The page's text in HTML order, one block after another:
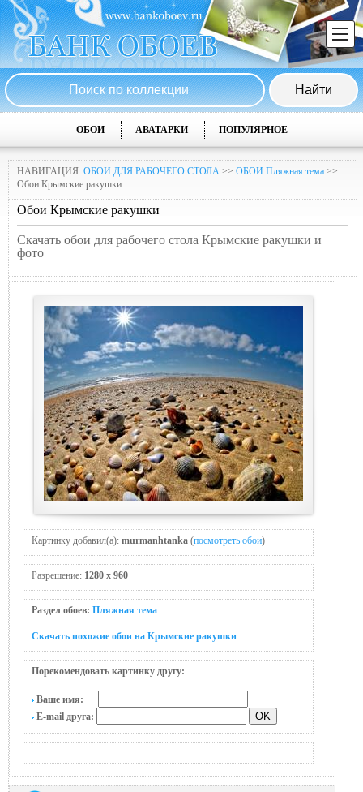
ОБОИ АВАТАРКИ ПОПУЛЯРНОЕ
НАВИГАЦИЯ: ОБОИ ДЛЯ РАБОЧЕГО СТОЛА >> ОБОИ Пляжная тема >>
Обои Крымские ракушки
Обои Крымские ракушки
Скачать обои для рабочего стола Крымские ракушки и
фото
Картинку добавил(а): murmanhtanka (посмотреть обои)
Разрешение: 1280 x 960
Раздел обоев: Пляжная тема
Скачать похожие обои на Крымские ракушки
Порекомендовать картинку другу:
Ваше имя:
E-mail друга: